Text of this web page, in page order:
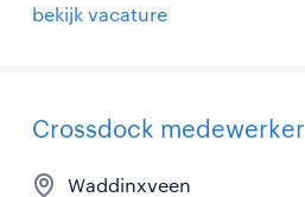
bekijk vacature
Crossdock medewerker
Waddinxveen